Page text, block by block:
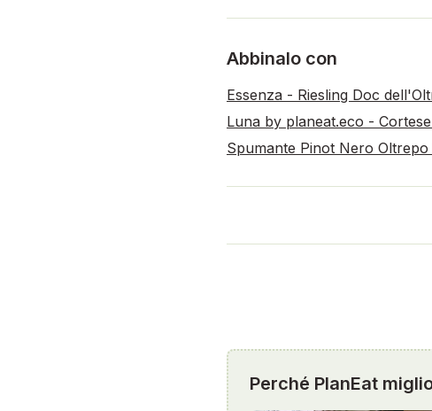
Abbinalo con
Essenza - Riesling Doc
Luna by planeat.eco -
Spumante Pinot Nero
Perché PlanEat